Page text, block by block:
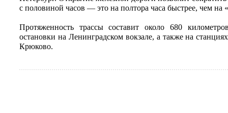
с половиной часов — это на полтора часа быстрее, чем на
Протяженность трассы составит около 680
остановки на Ленинградском вокзале, а также на
Крюково.